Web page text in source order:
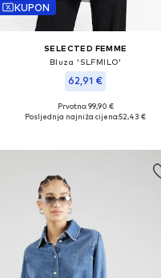
KUPON
SELECTED FEMME
Bluza 'SLFMILO'
62,91 €
Dostupne veličine: XS, S, M, L, XL, XXL
Prvotno: 99,90 €
Posljednja najniža cijena:52,43 €